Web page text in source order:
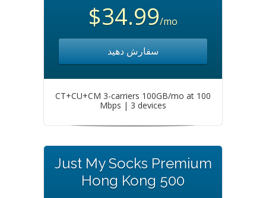
$34.99/mo
سفارش دهید
CT+CU+CM 3-carriers 100GB/mo at 100
Mbps | 3 devices
Just My Socks Premium
Hong Kong 500